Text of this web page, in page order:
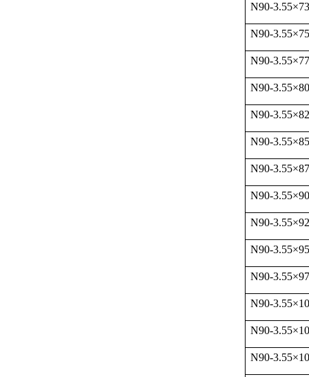
N90-3.55×73
N90-3.55×75
N90-3.55×
N90-3.55×80
N90-3.55×
N90-3.55×85
N90-3.55×
N90-3.55×90
N90-3.55×
N90-3.55×95
N90-3.55×
N90-3.55×
N90-3.55×
N90-3.55×